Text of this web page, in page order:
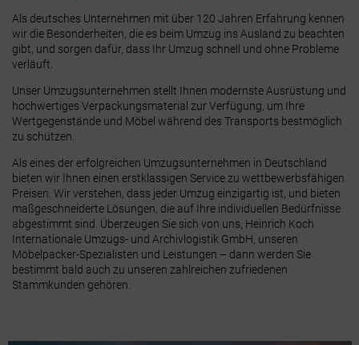
Als deutsches Unternehmen mit über 120 Jahren Erfahrung kennen
wir die Besonderheiten, die es beim Umzug ins Ausland zu beachten
gibt, und sorgen dafür, dass Ihr Umzug schnell und ohne Probleme
verläuft.
Unser Umzugsunternehmen stellt Ihnen modernste Ausrüstung und
hochwertiges Verpackungsmaterial zur Verfügung, um Ihre
Wertgegenstände und Möbel während des Transports bestmöglich
zu schützen.
Als eines der erfolgreichen Umzugsunternehmen in Deutschland
bieten wir Ihnen einen erstklassigen Service zu wettbewerbsfähigen
Preisen. Wir verstehen, dass jeder Umzug einzigartig ist, und bieten
maßgeschneiderte Lösungen, die auf Ihre individuellen Bedürfnisse
abgestimmt sind. Überzeugen Sie sich von uns, Heinrich Koch
Internationale Umzugs- und Archivlogistik GmbH, unseren
Möbelpacker-Spezialisten und Leistungen – dann werden Sie
bestimmt bald auch zu unseren zahlreichen zufriedenen
Stammkunden gehören.